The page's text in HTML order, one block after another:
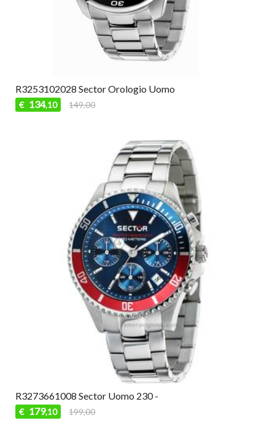
R3253102028 Sector Orologio Uomo
€ 134,10 149,00
R3273661008 Sector Uomo 230 -
€ 179,10 199,00